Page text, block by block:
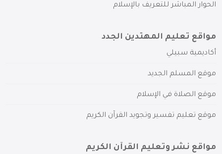
الحوار المباشر للتعريف بالإسلام
مواقع تعليم المهتدين الجدد
أكاديمية سبيلي
موقع المسلم الجديد
موقع الصلاة في الإسلام
موقع تعليم تفسير وتجويد القرآن الكريم
مواقع نشر وتعليم القرآن الكريم